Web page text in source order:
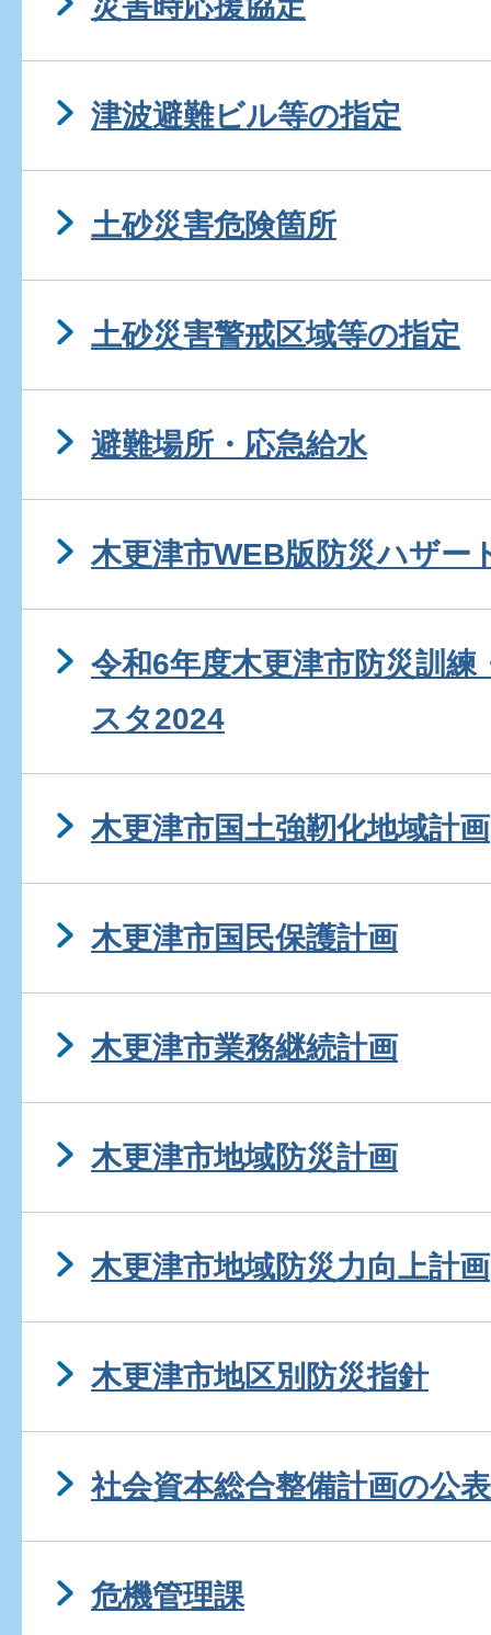
津波避難ビル等の指定
土砂災害危険箇所
土砂災害警戒区域等の指定
避難場所・応急給水
木更津市WEB版防災ハザー
令和6年度木更津市防災訓
スタ2024
木更津市国土強靭化地域計画
木更津市国民保護計画
木更津市業務継続計画
木更津市地域防災計画
木更津市地域防災力向上計画
木更津市地区別防災指針
社会資本総合整備計画の公表
危機管理課